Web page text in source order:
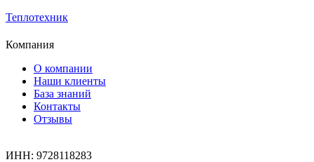
Теплотехник
Компания
О компании
Наши клиенты
База знаний
Контакты
Отзывы
ИНН: 9728118283